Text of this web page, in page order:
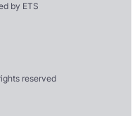
by ETS
reserved